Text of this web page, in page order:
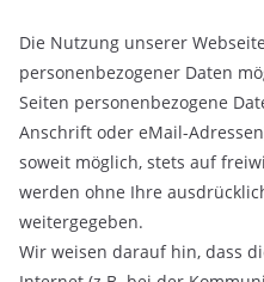
Die Nutzung unserer
personenbezogener Daten
Seiten personenbezogene
Anschrift oder eMail-
soweit möglich, stets auf
werden ohne Ihre
weitergegeben.
Wir weisen darauf hin, dass